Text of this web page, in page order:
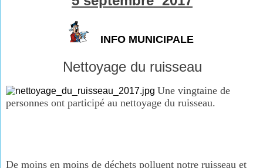
INFO MUNICIPALE
Nettoyage du ruisseau
Une vingtaine de
personnes ont participé au nettoyage du ruisseau.
De moins en moins de déchets polluent notre ruisseau et